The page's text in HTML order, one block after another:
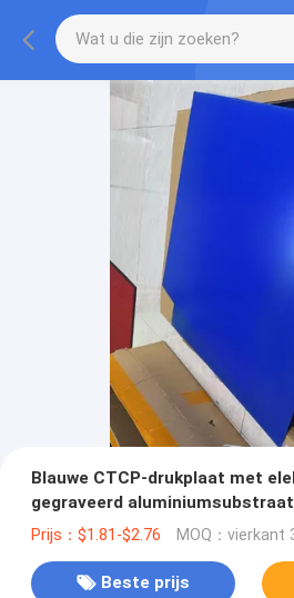
Blauwe CTCP-drukplaat met
gegraveerd aluminiumsubstraat
Prijs：$1.81-$2.76 MOQ：vierkant
Beste prijs